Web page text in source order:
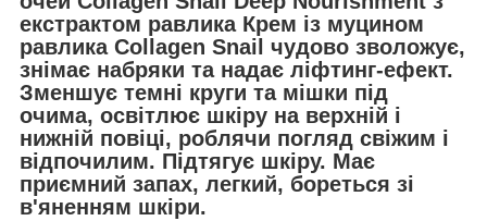
екстрактом равлика Крем із муцином
равлика Collagen Snail чудово зволожує,
знімає набряки та надає ліфтинг-ефект.
Зменшує темні круги та мішки під
очима, освітлює шкіру на верхній і
нижній повіці, роблячи погляд свіжим і
відпочилим. Підтягує шкіру. Має
приємний запах, легкий, бореться зі
в'яненням шкіри.